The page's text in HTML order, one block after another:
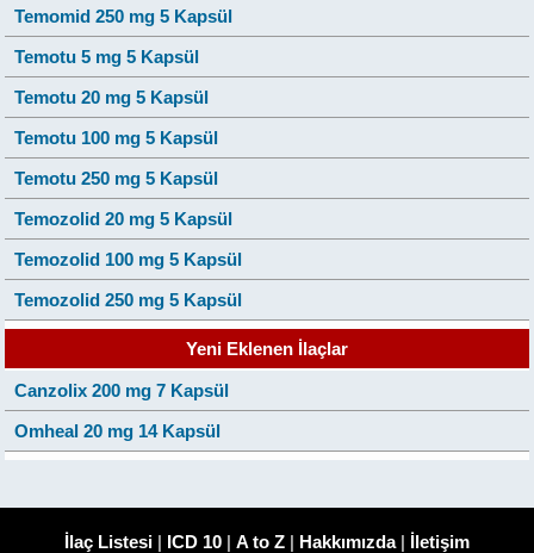
Temomid 250 mg 5 Kapsül
Temotu 5 mg 5 Kapsül
Temotu 20 mg 5 Kapsül
Temotu 100 mg 5 Kapsül
Temotu 250 mg 5 Kapsül
Temozolid 20 mg 5 Kapsül
Temozolid 100 mg 5 Kapsül
Temozolid 250 mg 5 Kapsül
Yeni Eklenen İlaçlar
Canzolix 200 mg 7 Kapsül
Omheal 20 mg 14 Kapsül
İlaç Listesi | ICD 10 | A to Z | Hakkımızda| İletişim